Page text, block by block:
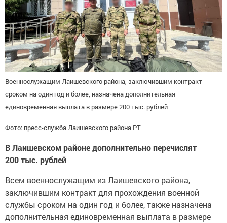
Военнослужащим Лаишевского района, заключившим контракт
сроком на один год и более, назначена дополнительная
единовременная выплата в размере 200 тыс. рублей
Фото: пресс-служба Лаишевского района РТ
В Лаишевском районе дополнительно перечислят
200 тыс. рублей
Всем военнослужащим из Лаишевского района,
заключившим контракт для прохождения военной
службы сроком на один год и более, также назначена
дополнительная единовременная выплата в размере